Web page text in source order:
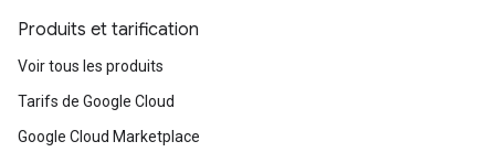
Produits et tarification
Voir tous les produits
Tarifs de Google Cloud
Google Cloud Marketplace